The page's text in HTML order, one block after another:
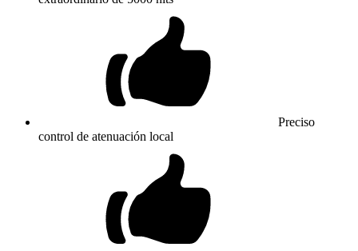
Preciso
control de atenuación local